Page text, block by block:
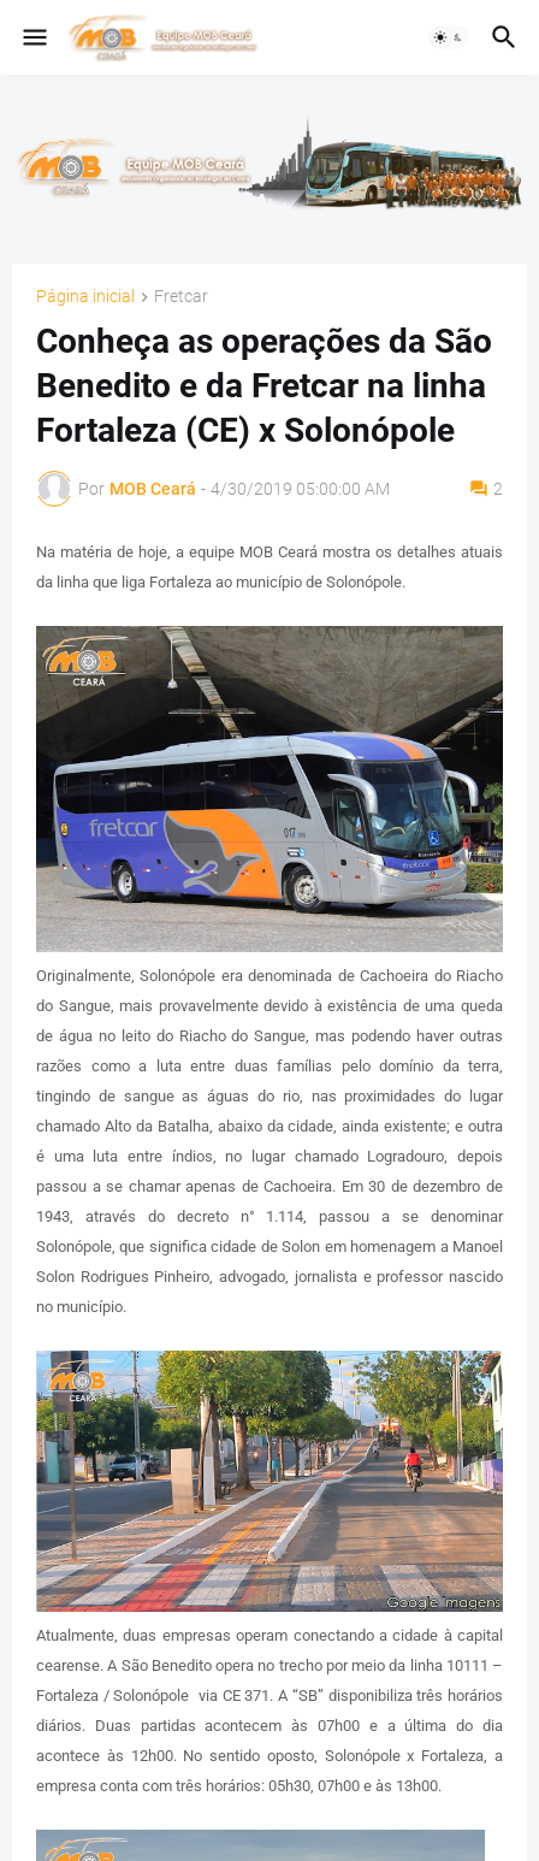
Página inicial Fretcar
Conheça as operações da São
Benedito e da Fretcar na linha
Fortaleza (CE) x Solonópole
Por MOB Ceará - 4/30/2019 05:00:00 AM 2
Na matéria de hoje, a equipe MOB Ceará mostra os detalhes atuais
da linha que liga Fortaleza ao município de Solonópole.
Originalmente, Solonópole era denominada de Cachoeira do Riacho
do Sangue, mais provavelmente devido à existência de uma queda
de água no leito do Riacho do Sangue, mas podendo haver outras
razões como a luta entre duas famílias pelo domínio da terra,
tingindo de sangue as águas do rio, nas proximidades do lugar
chamado Alto da Batalha, abaixo da cidade, ainda existente; e outra
é uma luta entre índios, no lugar chamado Logradouro, depois
passou a se chamar apenas de Cachoeira. Em 30 de dezembro de
1943, através do decreto n° 1.114, passou a se denominar
Solonópole, que significa cidade de Solon em homenagem a Manoel
Solon Rodrigues Pinheiro, advogado, jornalista e professor nascido
no município.
Atualmente, duas empresas operam conectando a cidade à capital
cearense. A São Benedito opera no trecho por meio da linha 10111 –
Fortaleza / Solonópole via CE 371. A “SB” disponibiliza três horários
diários. Duas partidas acontecem às 07h00 e a última do dia
acontece às 12h00. No sentido oposto, Solonópole x Fortaleza, a
empresa conta com três horários: 05h30, 07h00 e às 13h00.